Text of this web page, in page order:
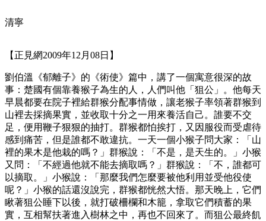
清寧
【正見網2009年12月08日】
劉伯溫《郁離子》的《術使》篇中，講了一個寓意很深的故
事：楚國有個靠養猴子為生的人，人們叫他「狙公」。他每天
早晨都要在院子裡給群猴分配事情做，讓老猴子率領著群猴到
山裡去採摘果實，並收取十分之一用來養活自己。誰要不交
足，便用鞭子狠狠的抽打。群猴都怕挨打，又因服役而受虐待
感到痛苦，但是誰都不敢違抗。一天一個小猴子問大家：「山
裡的果木是他栽的嗎？」群猴說：「不是，是天生的。」小猴
又問：「不經過他就不能去摘取嗎？」群猴說：「不，誰都可
以摘取。」小猴說：「那麼我們怎麼要被他利用並受他役使
呢？」小猴的話還沒說完，群猴都恍然大悟。那天晚上，它們
瞅著狙公睡下以後，就打破柵欄和木籠，拿取它們積蓄的果
實，互相幫扶著進入樹林之中，再也不回來了。而狙公最終飢